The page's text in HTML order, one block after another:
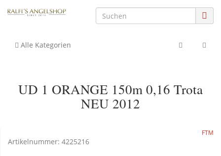
Alle Kategorien
UD 1 ORANGE 150m 0,16 Trota
NEU 2012
FTM
Artikelnummer: 4225216